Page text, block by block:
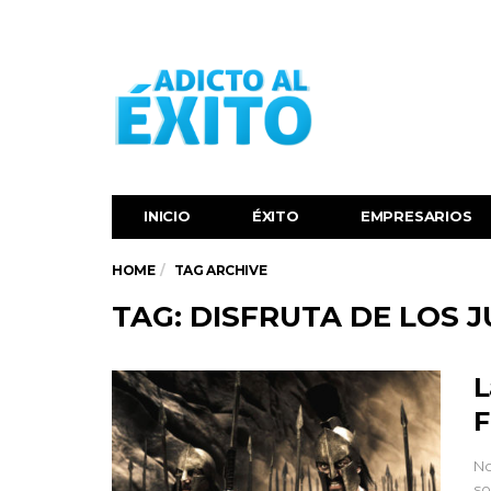
INICIO ÉXITO‬ EMPRESARIOS
HOME TAG ARCHIVE
TAG: DISFRUTA DE LOS